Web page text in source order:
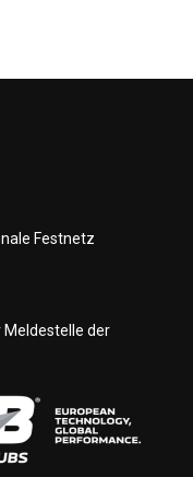
Festnetz
Meldestelle der